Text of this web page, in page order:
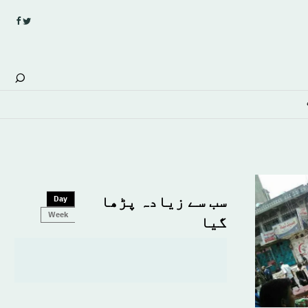
سب سے زیادہ پڑھا
گیا
Day
Week